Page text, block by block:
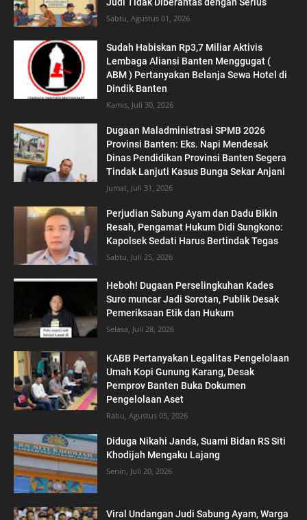
Sabtu, Agustus 01, 2026
‎Sudah Habiskan Rp3,7 Miliar ‎Aktivis
Lembaga Aliansi Banten Menggugat (
ABM ) Pertanyakan Belanja Sewa Hotel di
Dindik Banten
Kamis, Juli 30, 2026
Dugaan Maladministrasi SPMB 2026
Provinsi Banten: Eks. Napi Mendesak
Dinas Pendidikan Provinsi Banten Segera
Tindak Lanjuti Kasus Bunga Sekar Anjani
Jumat, Juli 31, 2026
Perjudian Sabung Ayam dan Dadu Bikin
Resah, Pengamat Hukum Didi Sungkono:
Kapolsek Sedati Harus Bertindak Tegas
Sabtu, Juli 25, 2026
Heboh! Dugaan Perselingkuhan Kades
Suro muncar Jadi Sorotan, Publik Desak
Pemeriksaan Etik dan Hukum
Selasa, Juli 28, 2026
KABB Pertanyakan Legalitas Pengelolaan
Umah Kopi Gunung Karang, Desak
Pemprov Banten Buka Dokumen
Pengelolaan Aset
Rabu, Agustus 05, 2026
Diduga Nikahi Janda, Suami Bidan RS Siti
Khodijah Mengaku Lajang
Senin, Juli 20, 2026
Viral Undangan Judi Sabung Ayam, Warga